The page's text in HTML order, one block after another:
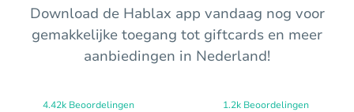
Download de Hablax app vandaag nog voor
gemakkelijke toegang tot giftcards en meer
aanbiedingen in Nederland!
4.42k Beoordelingen 1.2k Beoordelingen